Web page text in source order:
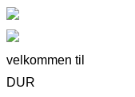
velkommen til
DUR